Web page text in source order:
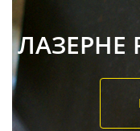
ЛАЗЕРНЕ